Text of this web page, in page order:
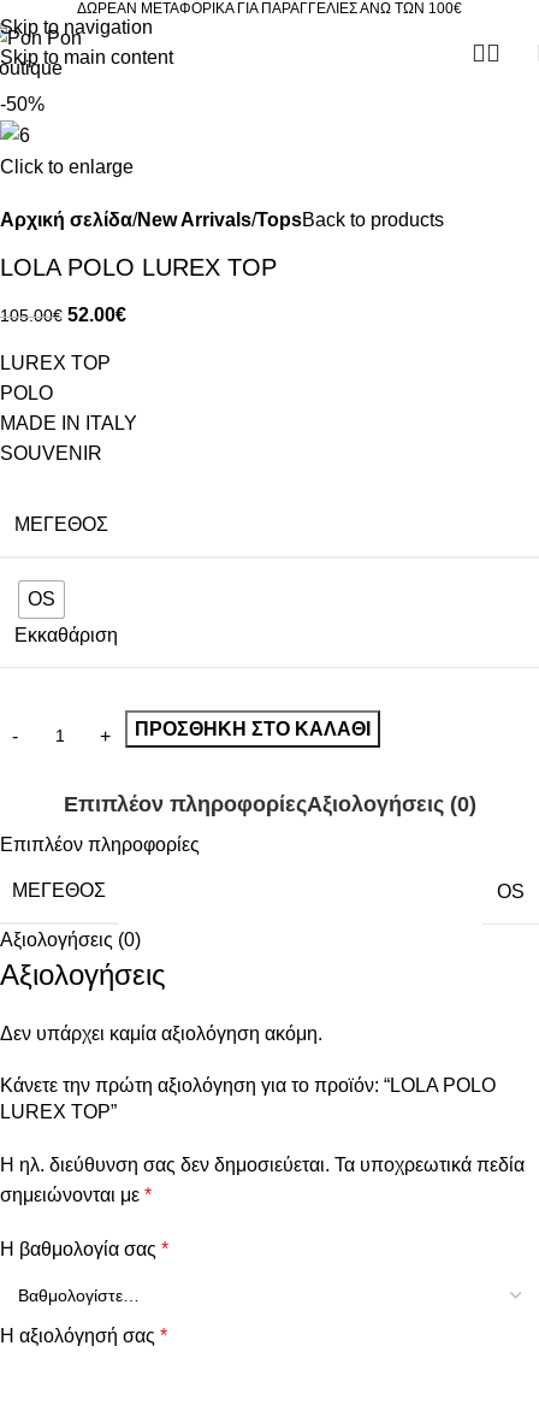
Skip to navigation
Skip to main content
ΔΩΡΕΑΝ ΜΕΤΑΦΟΡΙΚΑ ΓΙΑ ΠΑΡΑΓΓΕΛΙΕΣ ΑΝΩ ΤΩΝ 100€
-50%
Click to enlarge
Αρχική σελίδα New Arrivals TopsBack to products
LOLA POLO LUREX TOP
105.00€ 52.00€
LUREX TOP
POLO
MADE IN ITALY
SOUVENIR
ΜΈΓΕΘΟΣ
OS
Εκκαθάριση
ΠΡΟΣΘΉΚΗ ΣΤΟ ΚΑΛΆΘΙ
Επιπλέον πληροφορίεςΑξιολογήσεις (0)
Επιπλέον πληροφορίες
ΜΈΓΕΘΟΣ OS
Αξιολογήσεις (0)
Αξιολογήσεις
Δεν υπάρχει καμία αξιολόγηση ακόμη.
Κάνετε την πρώτη αξιολόγηση για το προϊόν: “LOLA POLO
LUREX TOP”
Η ηλ. διεύθυνση σας δεν δημοσιεύεται. Τα υποχρεωτικά πεδία
σημειώνονται με *
Η βαθμολογία σας *
Η αξιολόγησή σας *